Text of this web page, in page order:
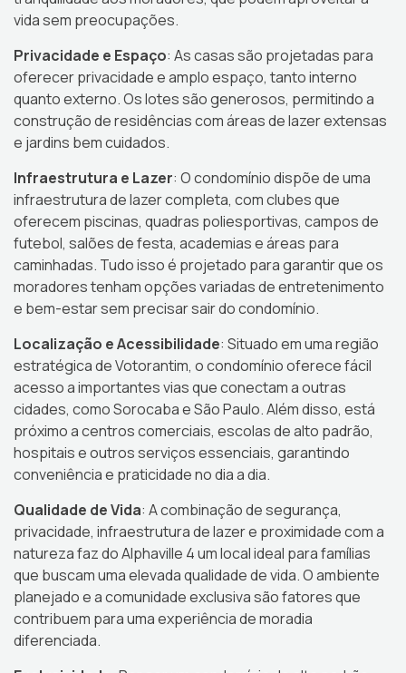
vida sem preocupações.
Privacidade e Espaço: As casas são projetadas para
oferecer privacidade e amplo espaço, tanto interno
quanto externo. Os lotes são generosos, permitindo a
construção de residências com áreas de lazer extensas
e jardins bem cuidados.
Infraestrutura e Lazer: O condomínio dispõe de uma
infraestrutura de lazer completa, com clubes que
oferecem piscinas, quadras poliesportivas, campos de
futebol, salões de festa, academias e áreas para
caminhadas. Tudo isso é projetado para garantir que os
moradores tenham opções variadas de entretenimento
e bem-estar sem precisar sair do condomínio.
Localização e Acessibilidade: Situado em uma região
estratégica de Votorantim, o condomínio oferece fácil
acesso a importantes vias que conectam a outras
cidades, como Sorocaba e São Paulo. Além disso, está
próximo a centros comerciais, escolas de alto padrão,
hospitais e outros serviços essenciais, garantindo
conveniência e praticidade no dia a dia.
Qualidade de Vida: A combinação de segurança,
privacidade, infraestrutura de lazer e proximidade com a
natureza faz do Alphaville 4 um local ideal para famílias
que buscam uma elevada qualidade de vida. O ambiente
planejado e a comunidade exclusiva são fatores que
contribuem para uma experiência de moradia
diferenciada.